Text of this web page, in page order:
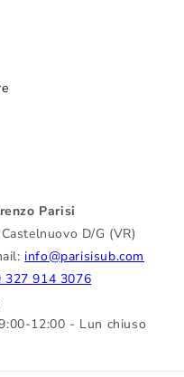
Parisi
D/G (VR)
info@parisisub.com
327 914 3076
12:00 - Lun chiuso